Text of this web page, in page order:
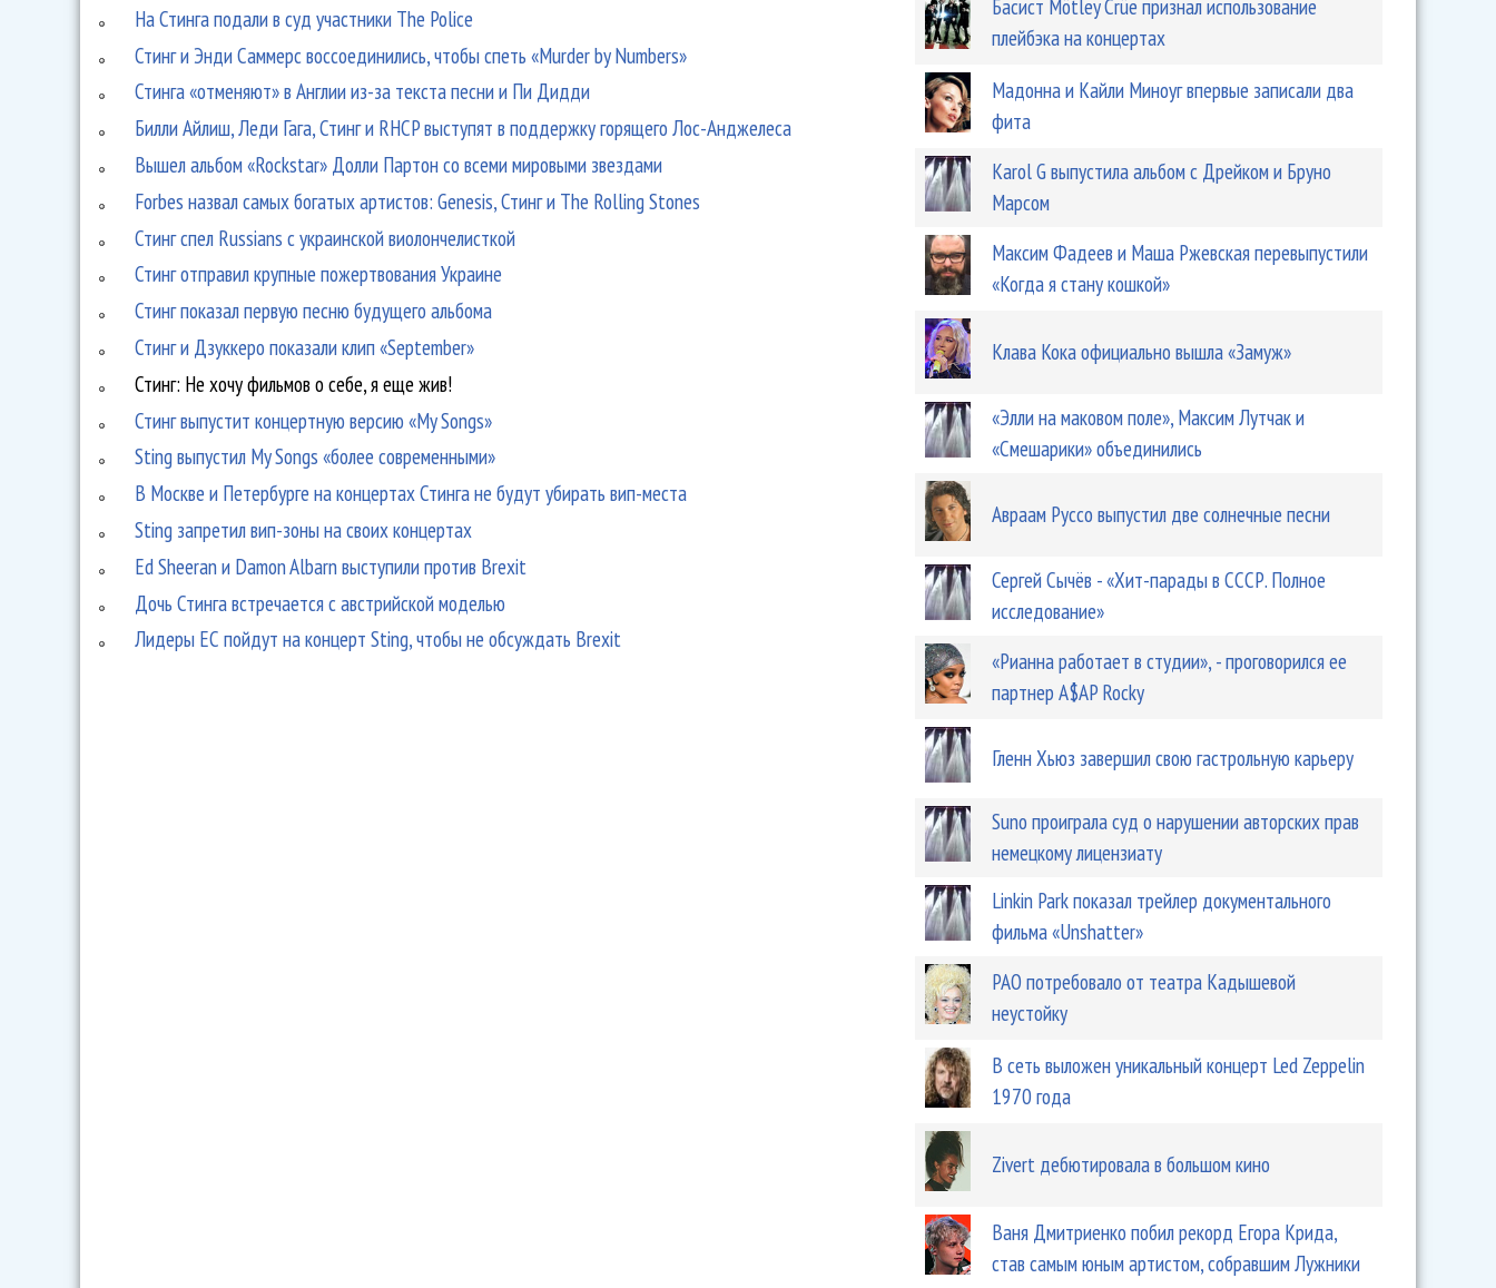
На Стинга подали в суд участники The Police
Стинг и Энди Саммерс воссоединились, чтобы спеть «Murder by Numbers»
Стинга «отменяют» в Англии из-за текста песни и Пи Дидди
Билли Айлиш, Леди Гага, Стинг и RHCP выступят в поддержку горящего Лос-Анджелеса
Вышел альбом «Rockstar» Долли Партон со всеми мировыми звездами
Forbes назвал самых богатых артистов: Genesis, Стинг и The Rolling Stones
Стинг спел Russians с украинской виолончелисткой
Стинг отправил крупные пожертвования Украине
Стинг показал первую песню будущего альбома
Стинг и Дзуккеро показали клип «September»
Стинг: Не хочу фильмов о себе, я еще жив!
Стинг выпустит концертную версию «My Songs»
Sting выпустил My Songs «более современными»
В Москве и Петербурге на концертах Стинга не будут убирать вип-места
Sting запретил вип-зоны на своих концертах
Ed Sheeran и Damon Albarn выступили против Brexit
Дочь Стинга встречается с австрийской моделью
Лидеры ЕС пойдут на концерт Sting, чтобы не обсуждать Brexit
Басист Mötley Crüe признал использование
плейбэка на концертах
Мадонна и Кайли Миноуг впервые записали два
фита
Karol G выпустила альбом с Дрейком и Бруно
Марсом
Максим Фадеев и Маша Ржевская перевыпустили
«Когда я стану кошкой»
Клава Кока официально вышла «Замуж»
«Элли на маковом поле», Максим Лутчак и
«Смешарики» объединились
Авраам Руссо выпустил две солнечные песни
Сергей Сычёв - «Хит-парады в СССР. Полное
исследование»
«Рианна работает в студии», - проговорился ее
партнер A$AP Rocky
Гленн Хьюз завершил свою гастрольную карьеру
Suno проиграла суд о нарушении авторских прав
немецкому лицензиату
Linkin Park показал трейлер документального
фильма «Unshatter»
РАО потребовало от театра Кадышевой
неустойку
В сеть выложен уникальный концерт Led Zeppelin
1970 года
Zivert дебютировала в большом кино
Ваня Дмитриенко побил рекорд Егора Крида,
став самым юным артистом, собравшим Лужники